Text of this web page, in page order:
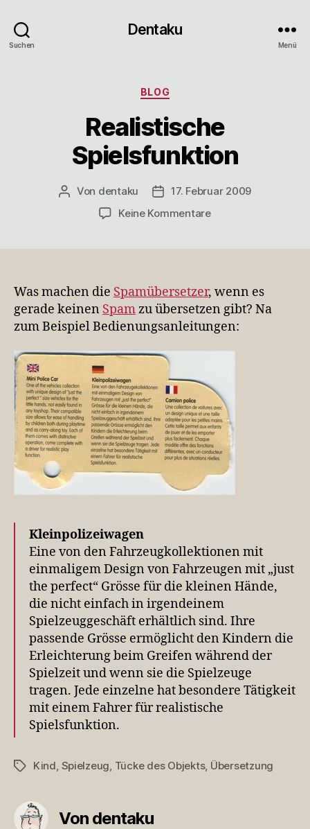
Suchen
Dentaku
Menü
Kategorien
BLOG
Realistische
Spielsfunktion
Beitragsautor
Von dentaku Veröffentlichungsdatum
17. Februar 2009
Keine Kommentarezu
Was machen die Spamübersetzer, wenn es
gerade keinen Spamzu übersetzen gibt? Na
zum Beispiel Bedienungsanleitungen:
Kleinpolizeiwagen
Eine von den Fahrzeugkollektionen mit
einmaligem Design von Fahrzeugen mit „just
the perfect“ Grösse für die kleinen Hände,
die nicht einfach in irgendeinem
Spielzeuggeschäft erhältlich sind. Ihre
passende Grösse ermöglicht den Kindern die
Erleichterung beim Greifen während der
Spielzeit und wenn sie die Spielzeuge
tragen. Jede einzelne hat besondere Tätigkeit
mit einem Fahrer für realistische
Spielsfunktion.
Schlagwörter
Kind, Spielzeug, Tücke des Objekts, Übersetzung
Von dentaku